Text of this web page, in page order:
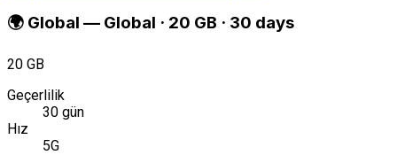
🌍 Global — Global · 20 GB · 30 days
20 GB
Geçerlilik
30 gün
Hız
5G